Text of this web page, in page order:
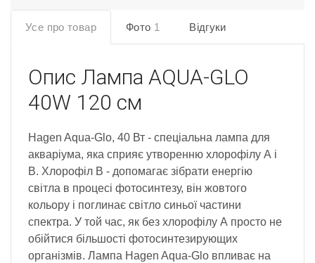
Усе про товар Фото 1 Відгуки
Опис Лампа AQUA-GLO
40W 120 см
Hagen Aqua-Glo, 40 Вт - спеціальна лампа для
акваріума, яка сприяє утворенню хлорофілу А і
В. Хлорофіл В - допомагає зібрати енергію
світла в процесі фотосинтезу, він жовтого
кольору і поглинає світло синьої частини
спектра. У той час, як без хлорофілу А просто не
обійтися більшості фотосинтезирующих
організмів. Лампа Hagen Aqua-Glo впливає на